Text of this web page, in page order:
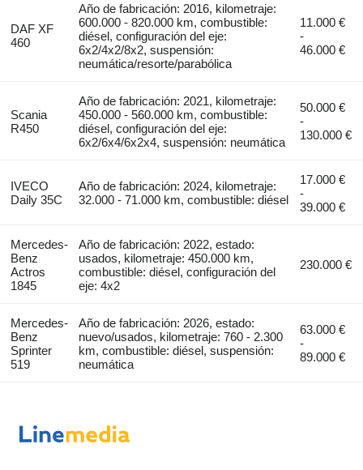
DAF XF
460
Año de fabricación: 2016, kilometraje:
600.000 - 820.000 km, combustible:
diésel, configuración del eje:
6x2/4x2/8x2, suspensión:
neumática/resorte/parabólica
11.000 €
-
46.000 €
Scania
R450
Año de fabricación: 2021, kilometraje:
450.000 - 560.000 km, combustible:
diésel, configuración del eje:
6x2/6x4/6x2x4, suspensión: neumática
50.000 €
-
130.000 €
IVECO
Daily 35C
Año de fabricación: 2024, kilometraje:
32.000 - 71.000 km, combustible: diésel
17.000 €
-
39.000 €
Mercedes-
Benz
Actros
1845
Año de fabricación: 2022, estado:
usados, kilometraje: 450.000 km,
combustible: diésel, configuración del
eje: 4x2
230.000 €
Mercedes-
Benz
Sprinter
519
Año de fabricación: 2026, estado:
nuevo/usados, kilometraje: 760 - 2.300
km, combustible: diésel, suspensión:
neumática
63.000 €
-
89.000 €